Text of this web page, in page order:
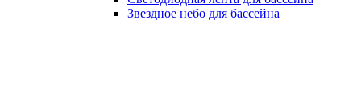
Звездное небо для бассейна